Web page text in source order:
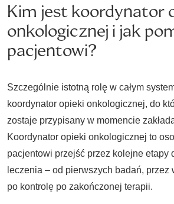
Kim jest koordynator
onkologicznej i jak
pacjentowi?
Szczególnie istotną rolę w całym
koordynator opieki onkologicznej, do
zostaje przypisany w momencie
Koordynator opieki onkologicznej to
pacjentowi przejść przez kolejne etapy
leczenia – od pierwszych badań, przez
po kontrolę po zakończonej terapii.